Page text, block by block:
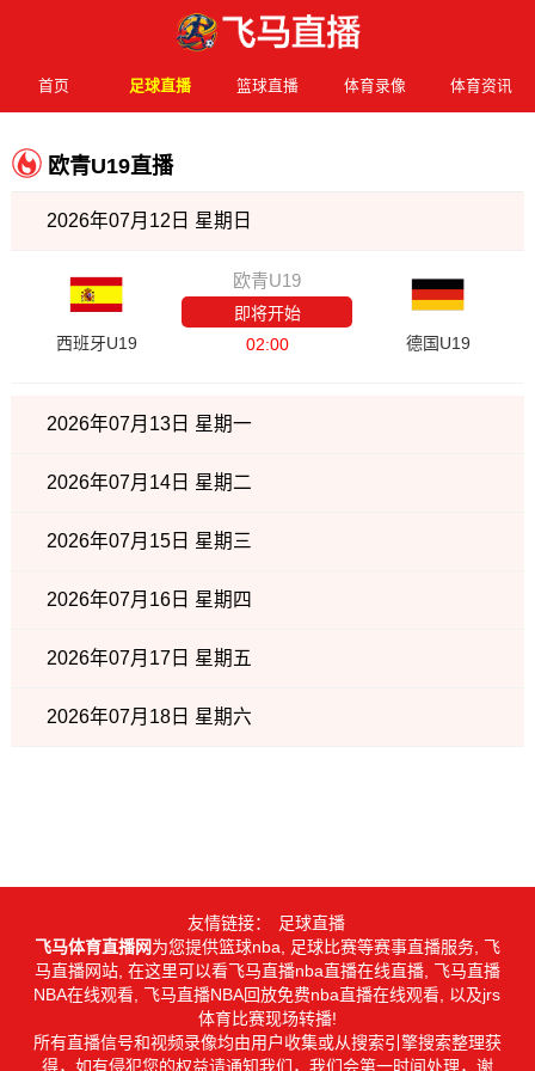
首页 足球直播 篮球直播 体育录像 体育资讯
欧青U19直播
2026年07月12日 星期日
西班牙U19
欧青U19
即将开始
02:00
德国U19
2026年07月13日 星期一
2026年07月14日 星期二
2026年07月15日 星期三
2026年07月16日 星期四
2026年07月17日 星期五
2026年07月18日 星期六
友情链接：
足球直播
飞马体育直播网为您提供篮球nba, 足球比赛等赛事直播服务, 飞
马直播网站, 在这里可以看飞马直播nba直播在线直播, 飞马直播
NBA在线观看, 飞马直播NBA回放免费nba直播在线观看, 以及jrs
体育比赛现场转播!
所有直播信号和视频录像均由用户收集或从搜索引擎搜索整理获
得，如有侵犯您的权益请通知我们，我们会第一时间处理，谢